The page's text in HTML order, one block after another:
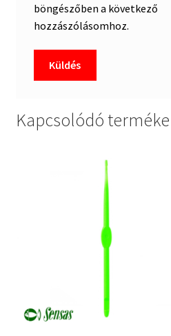
böngészőben a következő
hozzászólásomhoz.
Kapcsolódó